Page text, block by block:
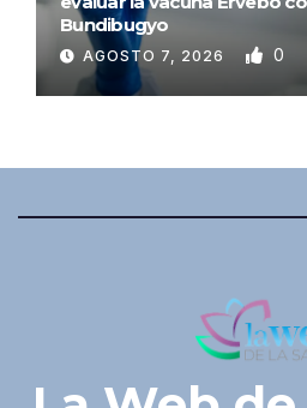
Bundibugyo
AGOSTO 7, 2026 0